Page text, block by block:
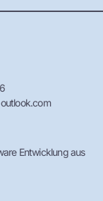
Entwicklung aus